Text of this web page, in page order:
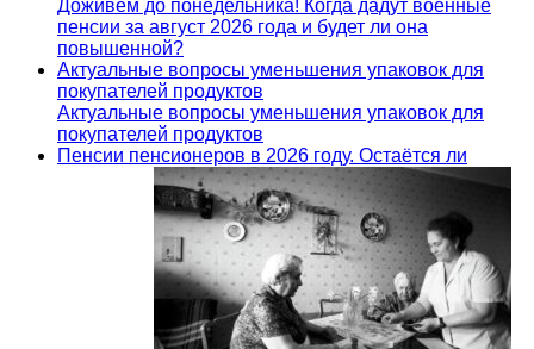
Доживём до понедельника! Когда дадут военные
пенсии за август 2026 года и будет ли она
повышенной?
Актуальные вопросы уменьшения упаковок для
покупателей продуктов
Актуальные вопросы уменьшения упаковок для
покупателей продуктов
Пенсии пенсионеров в 2026 году. Остаётся ли